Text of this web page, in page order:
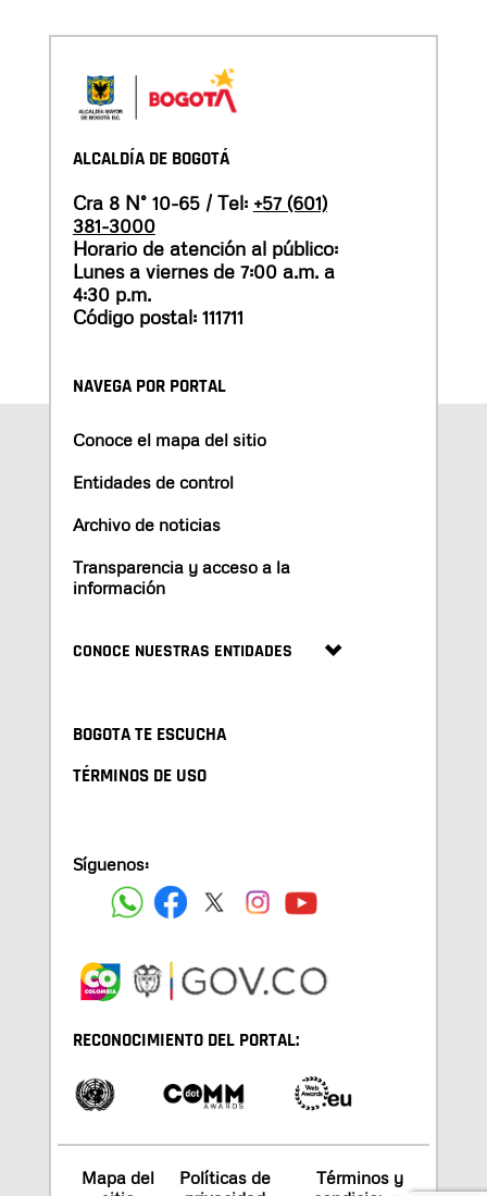
ALCALDÍA DE BOGOTÁ
Cra 8 N° 10-65 / Tel: +57 (601)
381-3000
Horario de atención al público:
Lunes a viernes de 7:00 a.m. a
4:30 p.m.
Código postal: 111711
NAVEGA POR PORTAL
Conoce el mapa del sitio
Entidades de control
Archivo de noticias
Transparencia y acceso a la
información
CONOCE NUESTRAS ENTIDADES
BOGOTA TE ESCUCHA
TÉRMINOS DE USO
Síguenos:
RECONOCIMIENTO DEL PORTAL:
Mapa del
Políticas de
Términos y